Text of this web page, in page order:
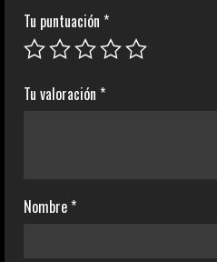
Tu puntuación *
Tu valoración *
Nombre *